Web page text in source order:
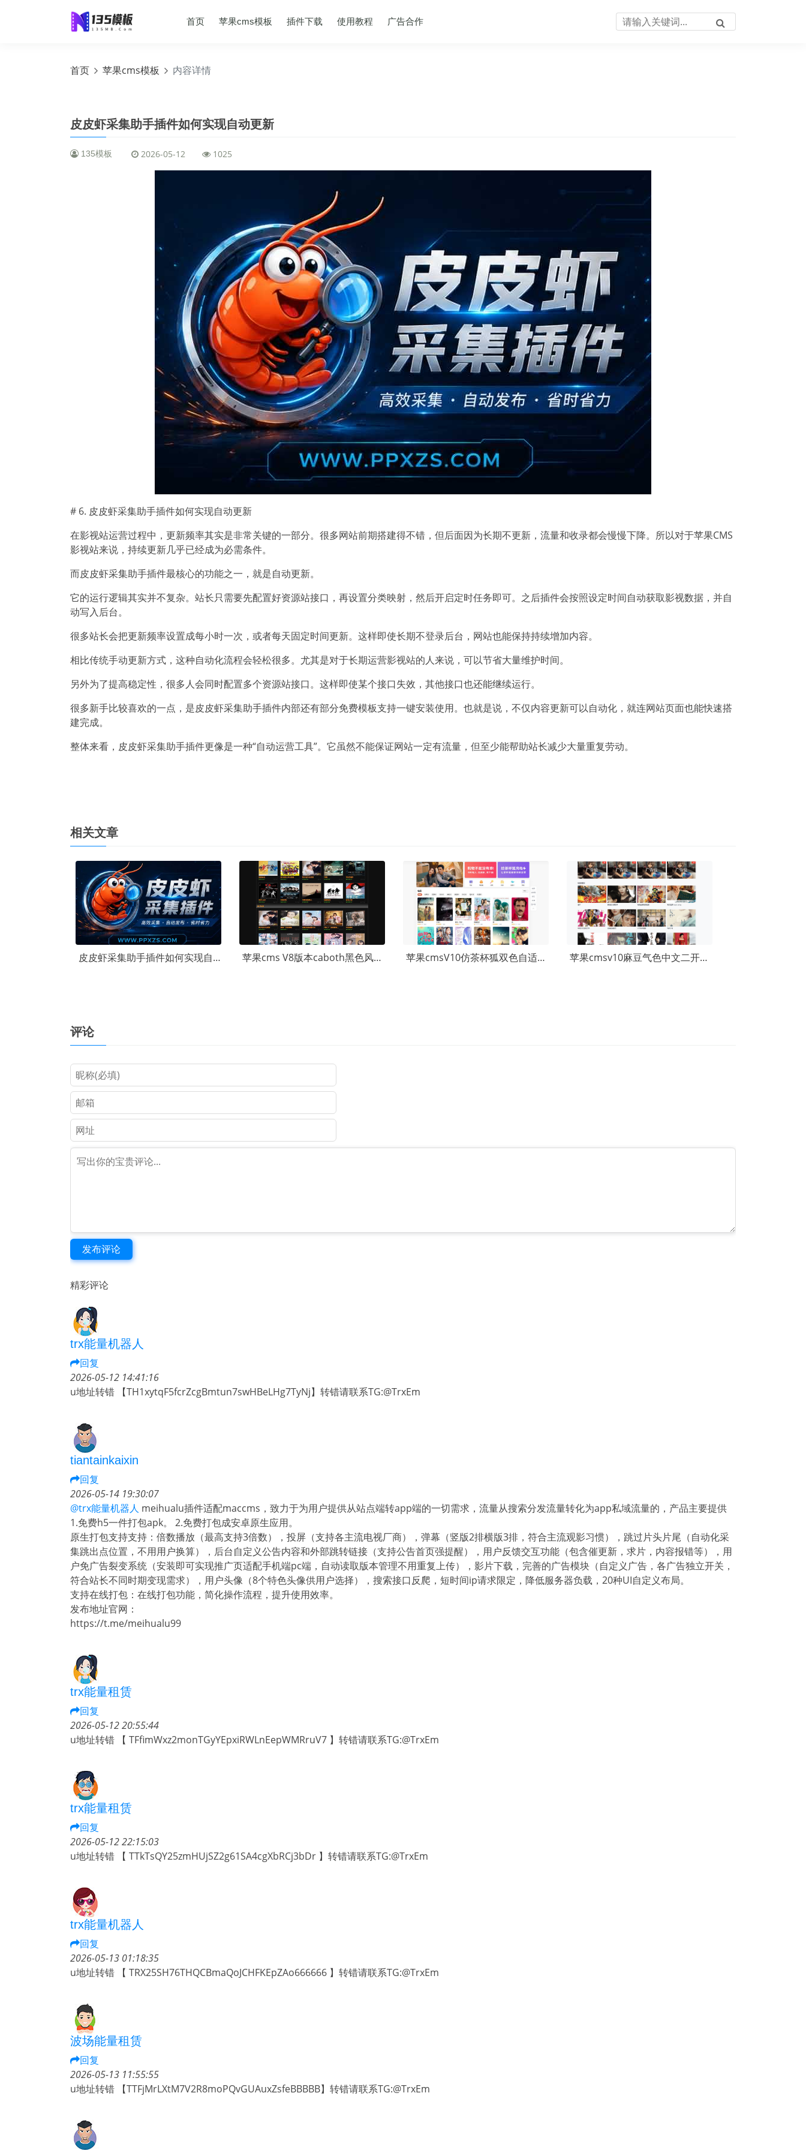
首页 苹果cms模板 插件下载 使用教程 广告合作
首页 苹果cms模板 内容详情
皮皮虾采集助手插件如何实现自动更新
135模板 2026-05-12 1025
# 6. 皮皮虾采集助手插件如何实现自动更新
在影视站运营过程中，更新频率其实是非常关键的一部分。很多网站前期搭建得不错，但后面因为长期不更新，流量和收录都会慢慢下降。所以对于苹果CMS
影视站来说，持续更新几乎已经成为必需条件。
而皮皮虾采集助手插件最核心的功能之一，就是自动更新。
它的运行逻辑其实并不复杂。站长只需要先配置好资源站接口，再设置分类映射，然后开启定时任务即可。之后插件会按照设定时间自动获取影视数据，并自
动写入后台。
很多站长会把更新频率设置成每小时一次，或者每天固定时间更新。这样即使长期不登录后台，网站也能保持持续增加内容。
相比传统手动更新方式，这种自动化流程会轻松很多。尤其是对于长期运营影视站的人来说，可以节省大量维护时间。
另外为了提高稳定性，很多人会同时配置多个资源站接口。这样即使某个接口失效，其他接口也还能继续运行。
很多新手比较喜欢的一点，是皮皮虾采集助手插件内部还有部分免费模板支持一键安装使用。也就是说，不仅内容更新可以自动化，就连网站页面也能快速搭
建完成。
整体来看，皮皮虾采集助手插件更像是一种“自动运营工具”。它虽然不能保证网站一定有流量，但至少能帮助站长减少大量重复劳动。
相关文章
皮皮虾采集助手插件如何实现自动更新 苹果cms V8版本caboth黑色风格主题模板 苹果cmsV10仿茶杯狐双色自适应模板 苹果cmsv10麻豆气色中文二开模板
评论
发布评论
精彩评论
trx能量机器人
回复
2026-05-12 14:41:16
u地址转错 【TH1xytqF5fcrZcgBmtun7swHBeLHg7TyNj】转错请联系TG:@TrxEm
tiantainkaixin
回复
2026-05-14 19:30:07
@trx能量机器人 meihualu插件适配maccms，致力于为用户提供从站点端转app端的一切需求，流量从搜索分发流量转化为app私域流量的，产品主要提供
1.免费h5一件打包apk。 2.免费打包成安卓原生应用。
原生打包支持支持：倍数播放（最高支持3倍数），投屏（支持各主流电视厂商），弹幕（竖版2排横版3排，符合主流观影习惯），跳过片头片尾（自动化采
集跳出点位置，不用用户换算），后台自定义公告内容和外部跳转链接（支持公告首页强提醒），用户反馈交互功能（包含催更新，求片，内容报错等），用
户免广告裂变系统（安装即可实现推广页适配手机端pc端，自动读取版本管理不用重复上传），影片下载，完善的广告模块（自定义广告，各广告独立开关，
符合站长不同时期变现需求），用户头像（8个特色头像供用户选择），搜索接口反爬，短时间ip请求限定，降低服务器负载，20种UI自定义布局。
支持在线打包：在线打包功能，简化操作流程，提升使用效率。
发布地址官网：
https://t.me/meihualu99
trx能量租赁
回复
2026-05-12 20:55:44
u地址转错 【 TFfimWxz2monTGyYEpxiRWLnEepWMRruV7 】转错请联系TG:@TrxEm
trx能量租赁
回复
2026-05-12 22:15:03
u地址转错 【 TTkTsQY25zmHUjSZ2g61SA4cgXbRCj3bDr 】转错请联系TG:@TrxEm
trx能量机器人
回复
2026-05-13 01:18:35
u地址转错 【 TRX25SH76THQCBmaQoJCHFKEpZAo666666 】转错请联系TG:@TrxEm
波场能量租赁
回复
2026-05-13 11:55:55
u地址转错 【TTFjMrLXtM7V2R8moPQvGUAuxZsfeBBBBB】转错请联系TG:@TrxEm